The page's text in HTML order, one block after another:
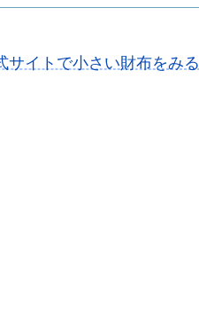
サイトで小さい財布をみる